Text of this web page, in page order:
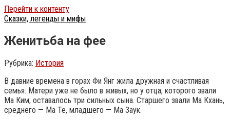
Перейти к контенту
Сказки, легенды и мифы
Женитьба на фее
Рубрика: История
В давние времена в горах Фи Янг жила дружная и счастливая
семья. Матери уже не было в живых, но у отца, которого звали
Ма Ким, оставалось три сильных сына. Старшего звали Ма Кхань,
среднего — Ма Те, младшего — Ма Заук.